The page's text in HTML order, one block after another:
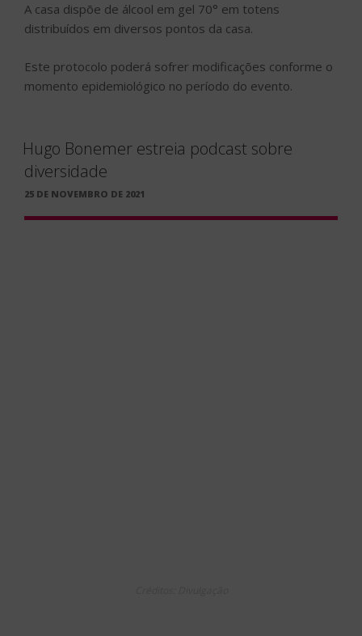
A casa dispõe de álcool em gel 70° em totens
distribuídos em diversos pontos da casa.
Este protocolo poderá sofrer modificações conforme o
momento epidemiológico no período do evento.
Hugo Bonemer estreia podcast sobre
diversidade
PUBLICADO
25 DE NOVEMBRO DE 2021